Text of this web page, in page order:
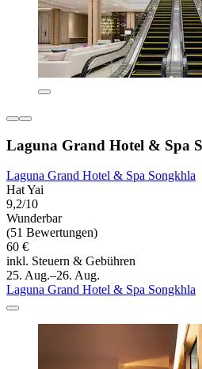
Laguna Grand Hotel & Spa
Laguna Grand Hotel & Spa Songkhla
Hat Yai
9,2/10
Wunderbar
(51 Bewertungen)
60 €
inkl. Steuern & Gebühren
25. Aug.–26. Aug.
Laguna Grand Hotel & Spa Songkhla